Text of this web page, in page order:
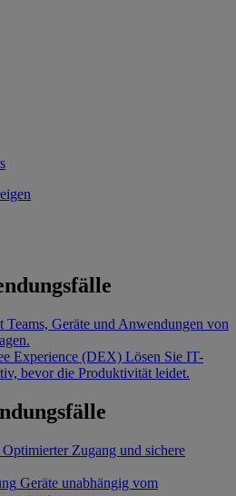
Teams, Geräte und Anwendungen von
Experience (DEX) Lösen Sie IT-
bevor die Produktivität leidet.
Optimierter Zugang und sichere
Geräte unabhängig vom